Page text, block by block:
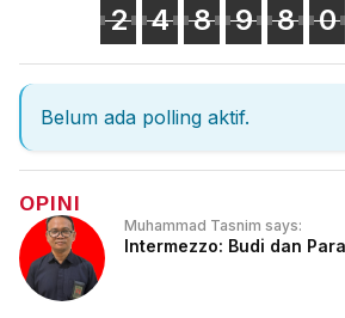
2 4 8 9 8 0
Belum ada polling aktif.
OPINI
Muhammad Tasnim says:
Intermezzo: Budi dan